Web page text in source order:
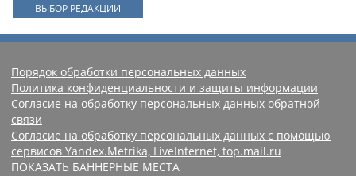
ВЫБОР РЕДАКЦИИ
Порядок обработки персональных данных
Политика конфиденциальности и защиты информации
Согласие на обработку персональных данных обратной
связи
Согласие на обработку персональных данных с помощью
сервисов Yandex.Metrika, LiveInternet, top.mail.ru
ПОКАЗАТЬ БАННЕРНЫЕ МЕСТА